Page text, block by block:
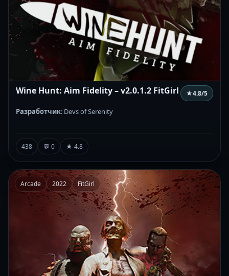
Wine Hunt: Aim Fidelity – v2.0.1.2 FitGirl ★4.8/5
Разработчик: Devs of Serenity
438 💬 0 ★ 4.8
Arcade 2022 FitGirl